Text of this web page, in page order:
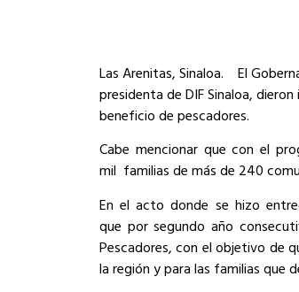
Las Arenitas, Sinaloa.
El
presidenta de DIF Sinaloa,
beneficio de pescadores.
Cabe mencionar que con el
mil familias de más de 240
En el acto donde se hizo
que por segundo año
Pescadores, con el objetivo de
la región y para las familias que